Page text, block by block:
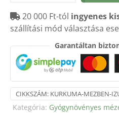
mézben
400
mennyiség
20 000 Ft-tól ingyenes
szállítási mód választása
Garantáltan
CIKKSZÁM: KURKUMA-MEZBEN-
Kategória: Gyógynövényes